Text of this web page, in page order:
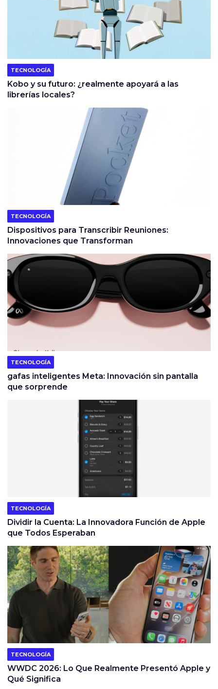
TECNOLOGÍA
Kobo y su futuro: ¿realmente apoyará a las
librerías locales?
TECNOLOGÍA
Dispositivos para Transcribir Reuniones:
Innovaciones que Transforman
TECNOLOGÍA
gafas inteligentes Meta: Innovación sin pantalla
que sorprende
TECNOLOGÍA
Dividir la Cuenta: La Innovadora Función de Apple
que Todos Esperaban
TECNOLOGÍA
WWDC 2026: Lo Que Realmente Presentó Apple y
Qué Significa